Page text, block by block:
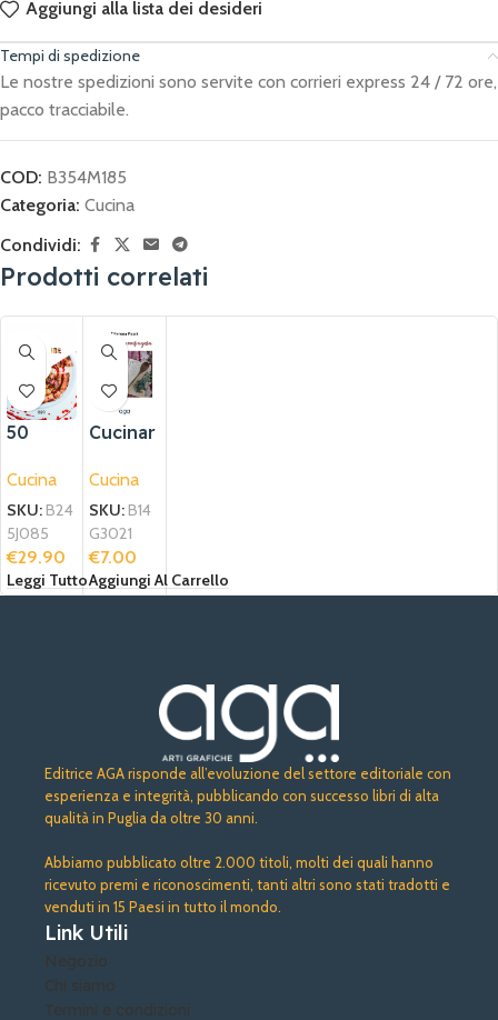
Aggiungi alla lista dei desideri
Tempi di spedizione
Le nostre spedizioni sono servite con corrieri express 24 / 72 ore,
pacco tracciabile.
COD: B354M185
Categoria: Cucina
Condividi:
Prodotti correlati
ESA
URI
50
ure di
pizza
Cucina
SKU: B24
5J085
€29.90
Leggi Tutto
Cucinar
compa
gnia
Cucina
SKU: B14
G3021
€7.00
Aggiungi Al Carrello
Editrice AGA risponde all’evoluzione del settore editoriale con
esperienza e integrità, pubblicando con successo libri di alta
qualità in Puglia da oltre 30 anni.
Abbiamo pubblicato oltre 2.000 titoli, molti dei quali hanno
ricevuto premi e riconoscimenti, tanti altri sono stati tradotti e
venduti in 15 Paesi in tutto il mondo.
Link Utili
Negozio
Chi siamo
Termini e condizioni